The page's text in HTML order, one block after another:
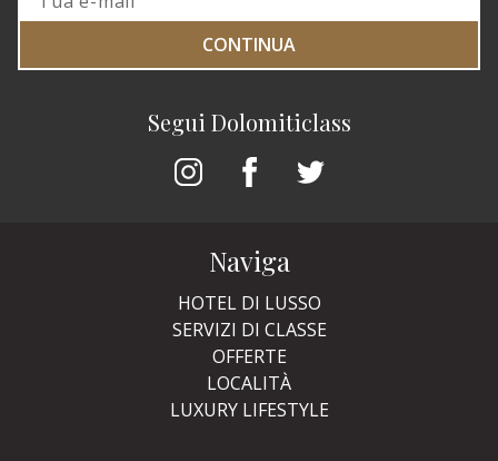
Segui Dolomiticlass
CONTINUA
Naviga
HOTEL DI LUSSO
SERVIZI DI CLASSE
OFFERTE
LOCALITÀ
LUXURY LIFESTYLE